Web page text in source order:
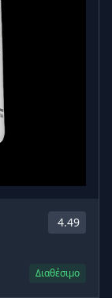
4.49
Διαθέσιμο